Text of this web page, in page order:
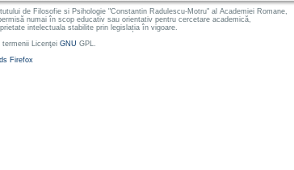
de Filosofie si Psihologie "Constantin Radulescu-Motru" al Academiei Romane,
numai în scop educativ sau orientativ pentru cercetare academică,
intelectuala stabilite prin legislația în vigoare.
Licenţei GNU GPL.